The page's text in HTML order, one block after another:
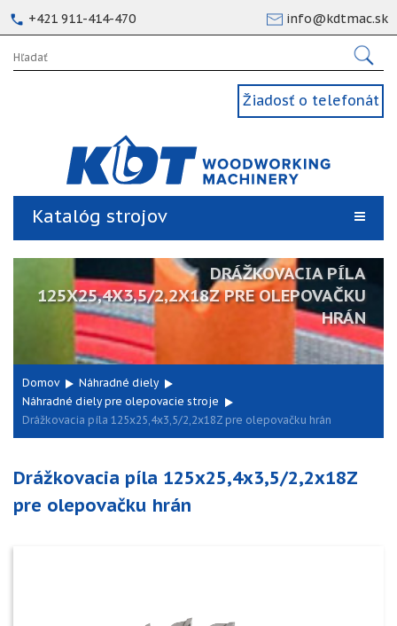
+421 911-414-470 info@kdtmac.sk
Žiadosť o telefonát
Katalóg strojov
DRÁŽKOVACIA PÍLA
125X25,4X3,5/2,2X18Z PRE OLEPOVAČKU
HRÁN
Domov
Náhradné diely
Náhradné diely pre olepovacie stroje
Drážkovacia píla 125x25,4x3,5/2,2x18Z pre olepovačku hrán
Drážkovacia píla 125x25,4x3,5/2,2x18Z
pre olepovačku hrán